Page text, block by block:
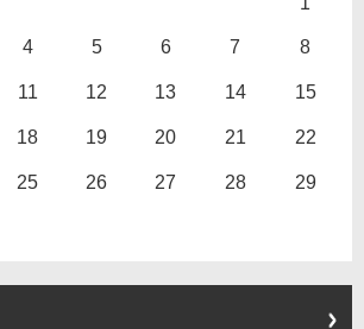
4 5 6 7 8
11 12 13 14 15
18 19 20 21 22
25 26 27 28 29